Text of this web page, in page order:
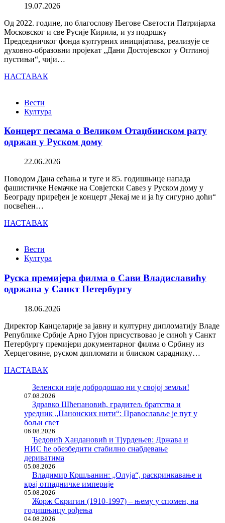
19.07.2026
Од 2022. године, по благослову Његове Светости Патријарха
Московског и све Русије Кирила, и уз подршку
Председничког фонда културних иницијатива, реализује се
духовно-образовни пројекат „Дани Достојевског у Оптиној
пустињи“, чији…
НАСТАВАК
Вести
Култура
Концерт песама о Великом Отаџбинском рату
одржан у Руском дому
22.06.2026
Поводом Дана сећања и туге и 85. годишњице напада
фашистичке Немачке на Совјетски Савез у Руском дому у
Београду приређен је концерт „Чекај ме и ја ћу сигурно доћи“
посвећен…
НАСТАВАК
Вести
Култура
Руска премијера филма о Сави Владиславићу
одржана у Санкт Петербургу
18.06.2026
Директор Канцеларије за јавну и културну дипломатију Владе
Републике Србије Арно Гујон присуствовао је синоћ у Санкт
Петербургу премијери документарног филма о Србину из
Херцеговине, руском дипломати и блиском сараднику…
НАСТАВАК
Зеленски није добродошао ни у својој земљи!
07.08.2026
Здравко Шћепановић, градитељ братства и
уредник „Панонских нити“: Православље је пут у
бољи свет
06.08.2026
Ђедовић Хандановић и Тјурдењев: Држава и
НИС ће обезбедити стабилно снабдевање
дериватима
05.08.2026
Владимир Кршљанин: „Олуја“, раскринкавање и
крај отпадничке империје
05.08.2026
Жорж Скригин (1910-1997) – њему у спомен, на
годишњицу рођења
04.08.2026